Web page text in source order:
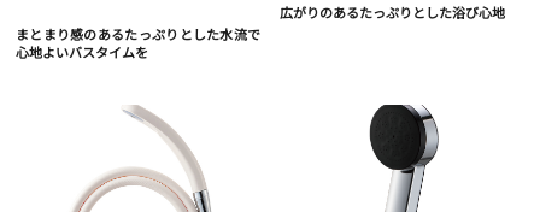
まとまり感のあるたっぷりとした水流で
心地よいバスタイムを
広がりのあるたっぷりとした浴び心地